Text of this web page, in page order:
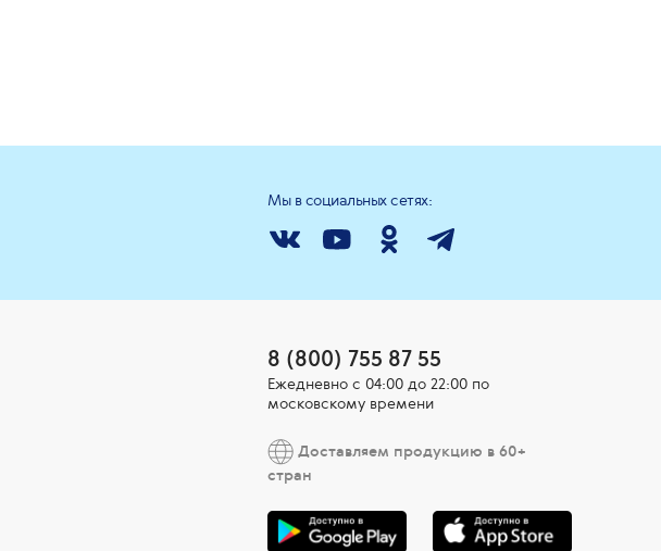
Мы в социальных сетях:
8 (800) 755 87 55
Ежедневно c 04:00 до 22:00 по
московскому времени
Доставляем продукцию в 60+
стран